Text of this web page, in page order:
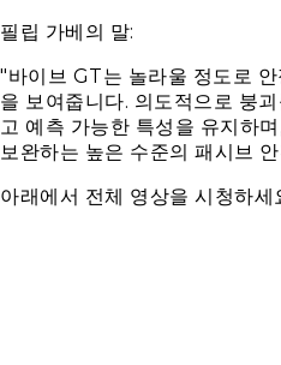
필립 가베의 말:
"바이브 GT는 놀라울 정도로
을 보여줍니다. 의도적으로 붕
고 예측 가능한 특성을 유지하
보완하는 높은 수준의 패시브
아래에서 전체 영상을 시청하세